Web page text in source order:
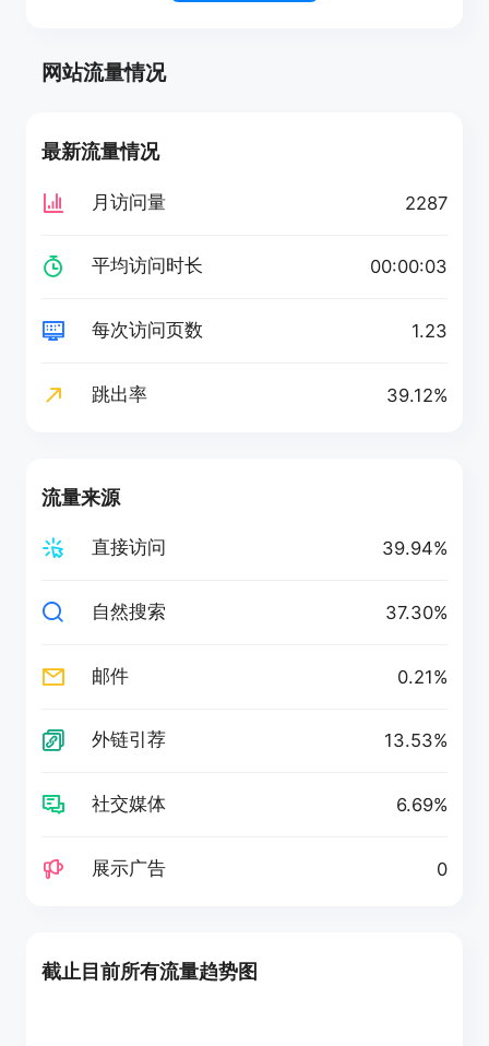
网站流量情况
最新流量情况
月访问量 2287
平均访问时长 00:00:03
每次访问页数 1.23
跳出率 39.12%
流量来源
直接访问 39.94%
自然搜索 37.30%
邮件 0.21%
外链引荐 13.53%
社交媒体 6.69%
展示广告 0
截止目前所有流量趋势图